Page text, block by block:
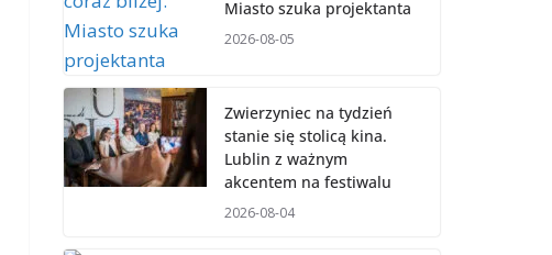
Miasto szuka projektanta
2026-08-05
Zwierzyniec na tydzień
stanie się stolicą kina.
Lublin z ważnym
akcentem na festiwalu
2026-08-04